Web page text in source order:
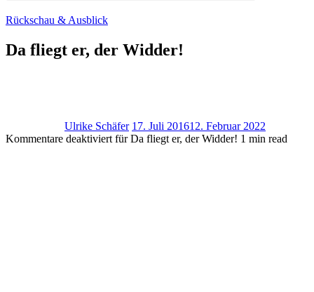
Rückschau & Ausblick
Da fliegt er, der Widder!
Ulrike Schäfer 17. Juli 201612. Februar 2022
Kommentare deaktiviert für Da fliegt er, der Widder! 1 min read